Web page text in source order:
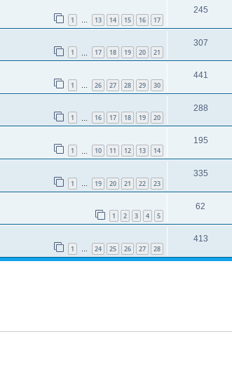
1 13 14 15 16 17
245
1 17 18 19 20 21
307
1 … 26 27 28 29 30
441
1 16 17 18 19 20
288
1 10 11 12 13 14
195
1 … 19 20 21 22 23
335
1 2 3 4 5
62
1 … 24 25 26 27 28
413